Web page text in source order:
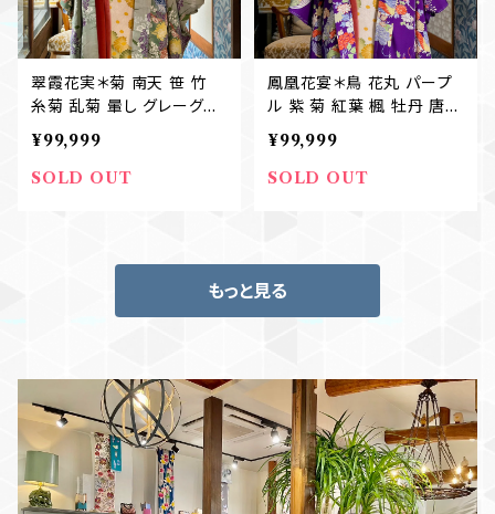
翠霞花実＊菊 南天 笹 竹
糸菊 乱菊 暈し グレーグリ
ーン くすみグリーン 薄緑 ア
ンティーク長羽織 B327
¥99,999
SOLD OUT
鳳凰花宴＊鳥 花丸 パープ
ル 紫 菊 紅葉 楓 牡丹 唐子
アンティーク長羽織 B324
¥99,999
SOLD OUT
もっと見る